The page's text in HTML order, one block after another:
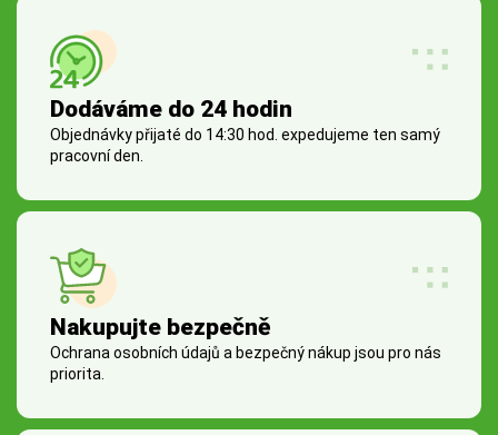
Dodáváme do 24 hodin
Objednávky přijaté do 14:30 hod. expedujeme ten samý
pracovní den.
Nakupujte bezpečně
Ochrana osobních údajů a bezpečný nákup jsou pro nás
priorita.